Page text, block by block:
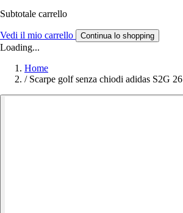
Subtotale carrello
Vedi il mio carrello Continua lo shopping
Loading...
Home
/ Scarpe golf senza chiodi adidas S2G 26